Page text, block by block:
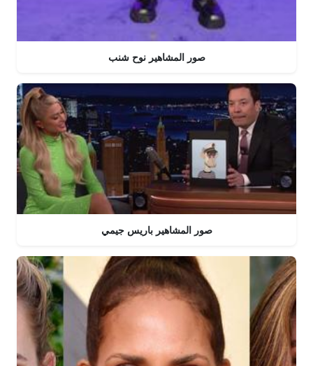
صور المشاهير نوح شنب
صور المشاهير باريس جيمي